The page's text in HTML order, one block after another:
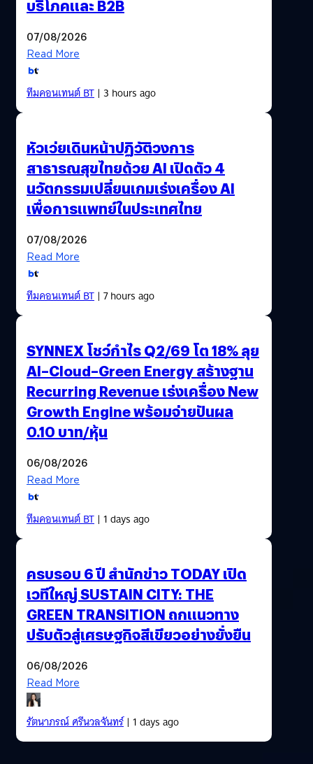
แล้วมากมายทั้ง การ์ตูน เกม…
บริโภคและ B2B
07/08/2026
Read More
ทีมคอนเทนต์ BT| 3 hours ago
หัวเว่ยเดินหน้าปฏิวัติวงการ
สาธารณสุขไทยด้วย AI เปิดตัว 4
นวัตกรรมเปลี่ยนเกมเร่งเครื่อง AI
เพื่อการแพทย์ในประเทศไทย
07/08/2026
Read More
ทีมคอนเทนต์ BT| 7 hours ago
SYNNEX โชว์กำไร Q2/69 โต 18% ลุย
AI–Cloud–Green Energy สร้างฐาน
Recurring Revenue เร่งเครื่อง New
Growth Engine พร้อมจ่ายปันผล
0.10 บาท/หุ้น
06/08/2026
Read More
ทีมคอนเทนต์ BT| 1 days ago
ครบรอบ 6 ปี สำนักข่าว TODAY เปิด
เวทีใหญ่ SUSTAIN CITY: THE
GREEN TRANSITION ถกแนวทาง
ปรับตัวสู่เศรษฐกิจสีเขียวอย่างยั่งยืน
06/08/2026
Read More
รัตนาภรณ์ ศรีนวลจันทร์| 1 days ago